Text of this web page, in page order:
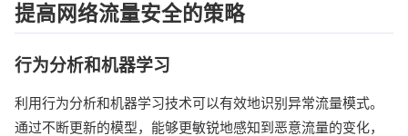
提高网络流量安全的策略
行为分析和机器学习
利用行为分析和机器学习技术可以有效地识别异常流量模式。
通过不断更新的模型，能够更敏锐地感知到恶意流量的变化，